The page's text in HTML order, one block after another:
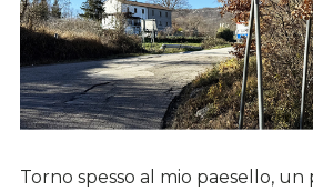
Torno spesso al mio paesello,